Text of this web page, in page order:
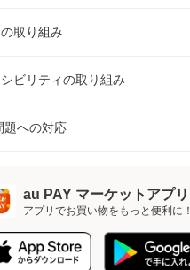
取り組み
ビリティの取り組み
題への対応
au PAY マーケットアプリ
アプリでお買い物をもっと便利に！